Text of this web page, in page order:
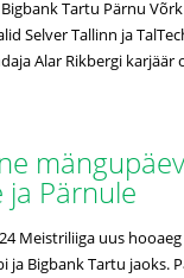
Tartu Pärnu
Selver Tallinn ja
Alar Rikbergi karjäär
ja Pärnule
Meistriliiga uus
ja Bigbank Tartu jaoks.